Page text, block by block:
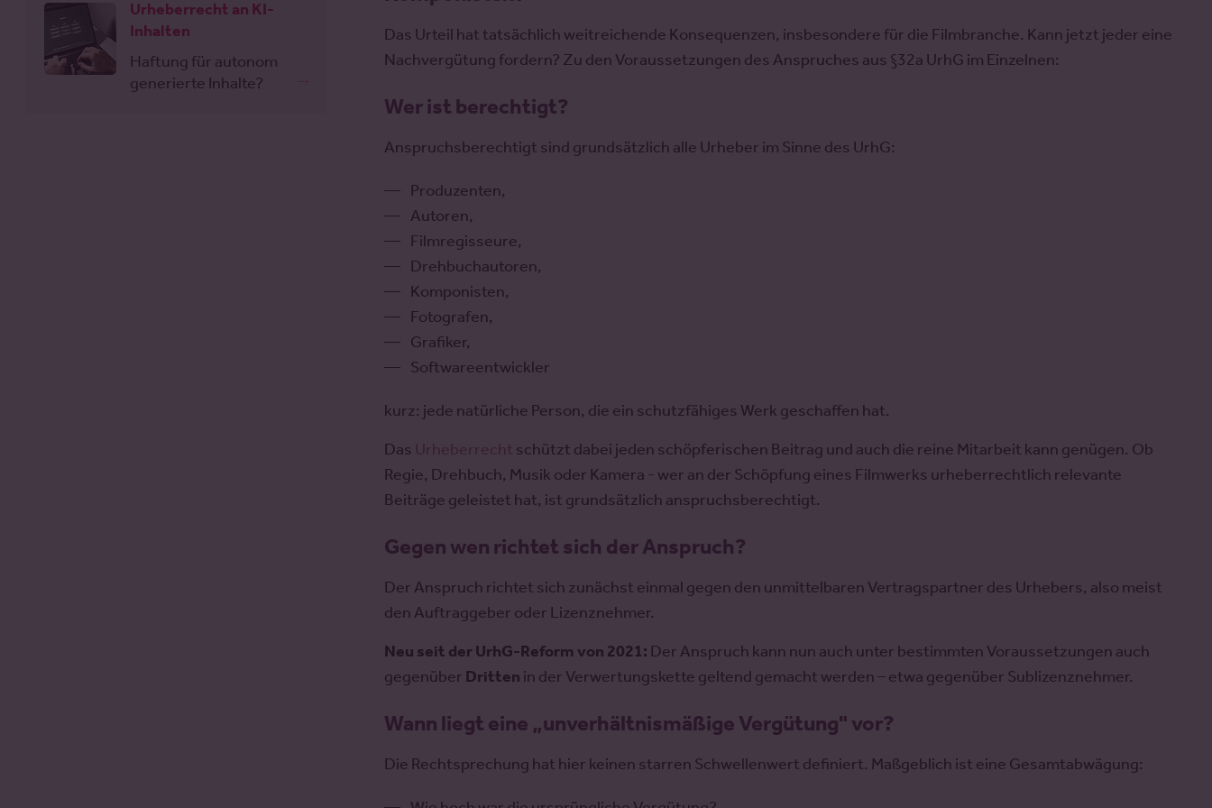
Das Urteil hat tatsächlich weitreichende Konsequenzen, insbesondere für die Filmbranche. Kann jetzt jeder eine
Nachvergütung fordern? Zu den Voraussetzungen des Anspruches aus §32a UrhG im Einzelnen:
Wer ist berechtigt?
Anspruchsberechtigt sind grundsätzlich alle Urheber im Sinne des UrhG:
Produzenten,
Autoren,
Filmregisseure,
Drehbuchautoren,
Komponisten,
Fotografen,
Grafiker,
Softwareentwickler
kurz: jede natürliche Person, die ein schutzfähiges Werk geschaffen hat.
Das Urheberrecht schützt dabei jeden schöpferischen Beitrag und auch die reine Mitarbeit kann genügen. Ob
Regie, Drehbuch, Musik oder Kamera - wer an der Schöpfung eines Filmwerks urheberrechtlich relevante
Beiträge geleistet hat, ist grundsätzlich anspruchsberechtigt.
Gegen wen richtet sich der Anspruch?
Der Anspruch richtet sich zunächst einmal gegen den unmittelbaren Vertragspartner des Urhebers, also meist
den Auftraggeber oder Lizenznehmer.
Neu seit der UrhG-Reform von 2021: Der Anspruch kann nun auch unter bestimmten Voraussetzungen auch
gegenüber Dritten in der Verwertungskette geltend gemacht werden – etwa gegenüber Sublizenznehmer.
Wann liegt eine „unverhältnismäßige Vergütung" vor?
Die Rechtsprechung hat hier keinen starren Schwellenwert definiert. Maßgeblich ist eine Gesamtabwägung:
Urheberrecht an KI-
Inhalten
Haftung für autonom
generierte Inhalte?